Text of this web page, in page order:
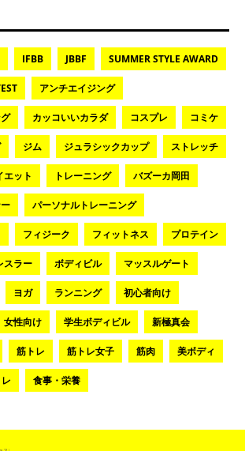
IFBB JBBF SUMMER STYLE AWARD
アンチエイジング
カッコいいカラダ コスプレ コミケ
ジム ジュラシックカップ ストレッチ
エット トレーニング バズーカ岡田
パーソナルトレーニング
フィジーク フィットネス プロテイン
スラー ボディビル マッスルゲート
ヨガ ランニング 初心者向け
女性向け 学生ボディビル 新極真会
筋トレ 筋トレ女子 筋肉 美ボディ
食事・栄養